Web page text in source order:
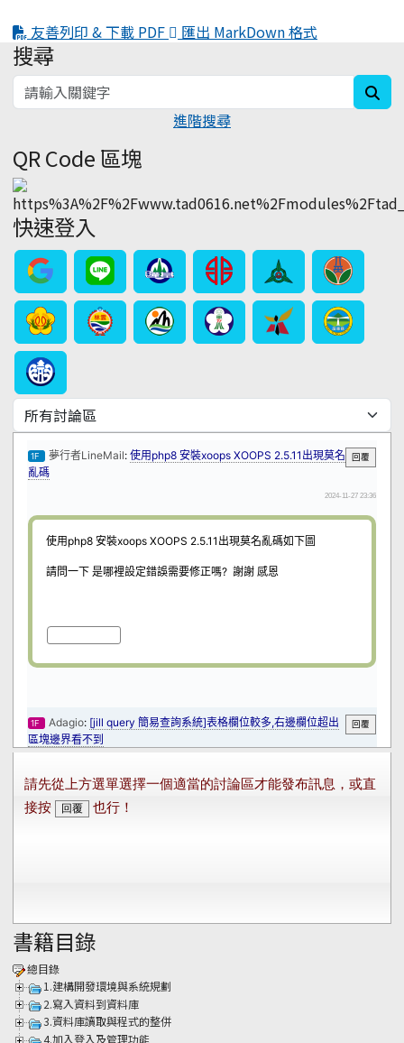
友善列印 & 下載 PDF 匯出 MarkDown 格式
:::
搜尋
進階搜尋
QR Code 區塊
快速登入
書籍目錄
總目錄
1.建構開發環境與系統規劃
2.寫入資料到資料庫
3.資料庫讀取與程式的整併
4.加入登入及管理功能